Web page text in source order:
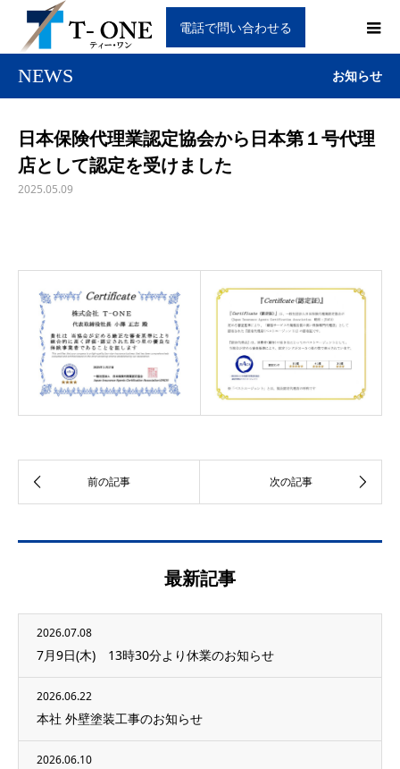
電話で問い合わせる
NEWS お知らせ
日本保険代理業認定協会から日本第１号代理
店として認定を受けました
2025.05.09
最新記事
2026.07.08
7月9日(木) 13時30分より休業のお知らせ
2026.06.22
本社 外壁塗装工事のお知らせ
2026.06.10